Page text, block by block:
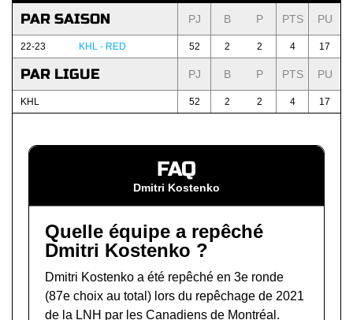
PAR SAISON PJ B P PTS PU
22-23 KHL - RED 52 2 2 4 17
PAR LIGUE PJ B P PTS PU
KHL 52 2 2 4 17
FAQ
Dmitri Kostenko
Quelle équipe a repêché
Dmitri Kostenko ?
Dmitri Kostenko a été repêché en 3e ronde
(87e choix au total) lors du repêchage de 2021
de la LNH par les Canadiens de Montréal.